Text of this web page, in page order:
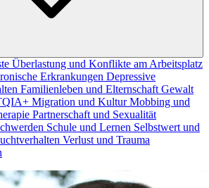
Überlastung und Konflikte am Arbeitsplatz
Erkrankungen Depressive
Familienleben und Elternschaft Gewalt
Migration und KulturMobbing und
Partnerschaft und Sexualität
Schule und Lernen Selbstwert und
Verlust und Trauma